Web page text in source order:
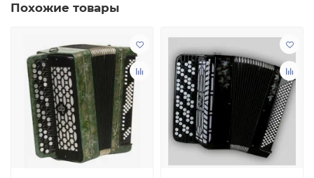
Похожие товары